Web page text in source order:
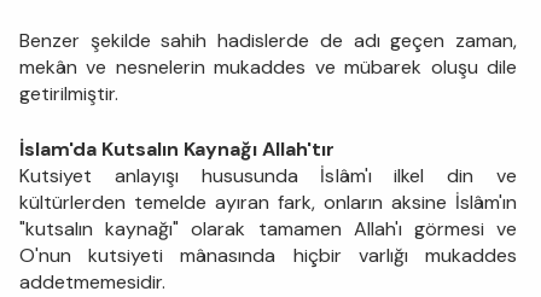
Benzer şekilde sahih hadislerde de adı geçen zaman,
mekân ve nesnelerin mukaddes ve mübarek oluşu dile
getirilmiştir.
İslam'da Kutsalın Kaynağı Allah'tır
Kutsiyet anlayışı hususunda İslâm'ı ilkel din ve
kültürlerden temelde ayıran fark, onların aksine İslâm'ın
"kutsalın kaynağı" olarak tamamen Allah'ı görmesi ve
O'nun kutsiyeti mânasında hiçbir varlığı mukaddes
addetmemesidir.